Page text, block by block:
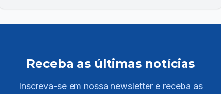
Receba as últimas notícias
Inscreva-se em nossa newsletter e receba as